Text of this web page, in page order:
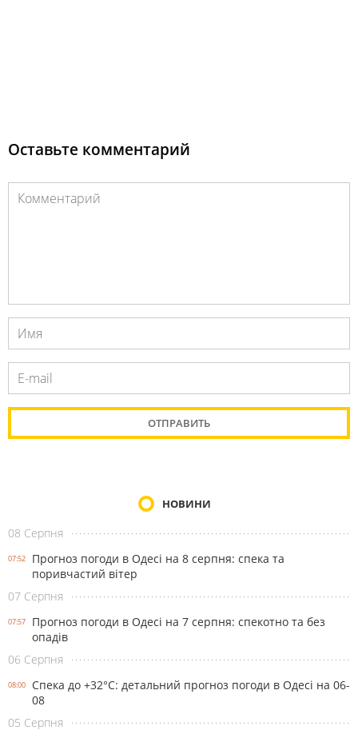
Оставьте комментарий
НОВИНИ
08 Серпня
07:52
Прогноз погоди в Одесі на 8 серпня: спека та
поривчастий вітер
07 Серпня
07:57
Прогноз погоди в Одесі на 7 серпня: спекотно та без
опадів
06 Серпня
08:00
Спека до +32°С: детальний прогноз погоди в Одесі на 06-
08
05 Серпня